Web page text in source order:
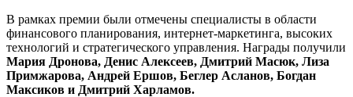
В рамках премии были отмечены специалисты в области
финансового планирования, интернет-маркетинга, высоких
технологий и стратегического управления. Награды получили
Мария Дронова, Денис Алексеев, Дмитрий Масюк, Лиза
Примжарова, Андрей Ершов, Беглер Асланов, Богдан
Максиков и Дмитрий Харламов.